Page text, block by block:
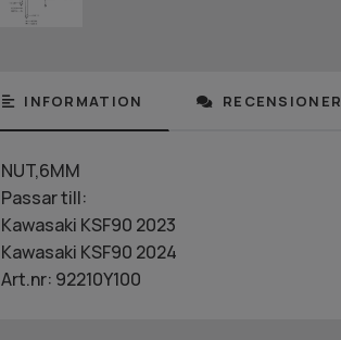
INFORMATION RECENSIONER
NUT,6MM
Passar till:
Kawasaki KSF90 2023
Kawasaki KSF90 2024
Art.nr: 92210Y100